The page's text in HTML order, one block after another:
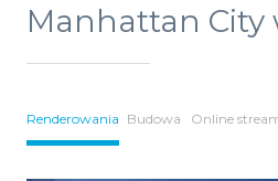
Manhattan City
Renderowania Budowa Online